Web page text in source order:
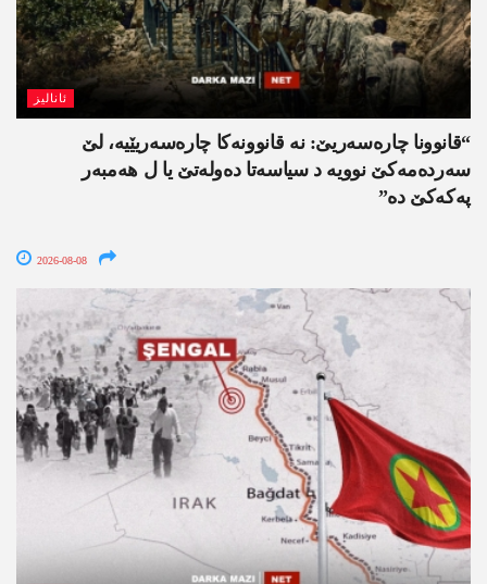
ئانالیز
“قانوونا چارەسەریێ: نە قانوونەکا چارەسەریێیە، لێ
سەردەمەکێ نوویە د سیاسەتا دەولەتێ یا ل ھەمبەر
پەکەکێ دە”
2026-08-08